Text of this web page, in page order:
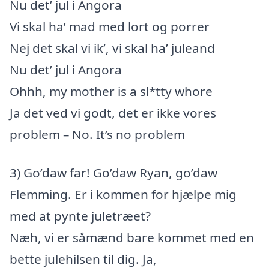
Nu det’ jul i Angora
Vi skal ha’ mad med lort og porrer
Nej det skal vi ik’, vi skal ha’ juleand
Nu det’ jul i Angora
Ohhh, my mother is a sl*tty whore
Ja det ved vi godt, det er ikke vores
problem – No. It’s no problem
3) Go’daw far! Go’daw Ryan, go’daw
Flemming. Er i kommen for hjælpe mig
med at pynte juletræet?
Næh, vi er såmænd bare kommet med en
bette julehilsen til dig. Ja,